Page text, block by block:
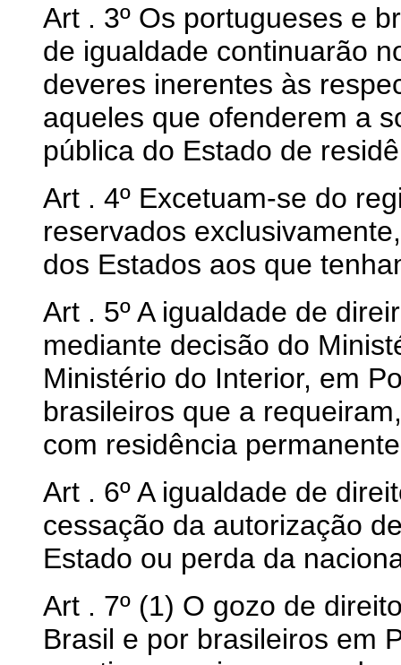
Art . 3º Os portugueses e
de igualdade continuarão
deveres inerentes às
aqueles que ofenderem a
pública do Estado de
Art . 4º Excetuam-se do
reservados
dos Estados aos que
Art . 5º A igualdade de
mediante decisão do
Ministério do Interior, em
brasileiros que a
com residência
Art . 6º A igualdade de
cessação da autorização
Estado ou perda da
Art . 7º (1) O gozo de
Brasil e por brasileiros em